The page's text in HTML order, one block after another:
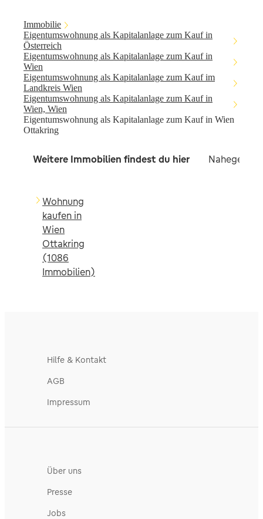
Immobilie
Eigentumswohnung als Kapitalanlage zum Kauf in
Österreich
Eigentumswohnung als Kapitalanlage zum Kauf in
Wien
Eigentumswohnung als Kapitalanlage zum Kauf im
Landkreis Wien
Eigentumswohnung als Kapitalanlage zum Kauf in
Wien, Wien
Eigentumswohnung als Kapitalanlage zum Kauf in Wien
Ottakring
Weitere Immobilien findest du hier
Wohnung
kaufen in
Wien
Ottakring
(1086
Immobilien)
Hilfe & Kontakt
AGB
Impressum
Über uns
Presse
Jobs